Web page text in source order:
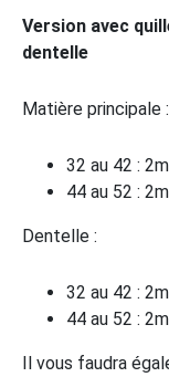
Version avec
dentelle
Matière principale :
32 au 42 :
44 au 52 :
Dentelle :
32 au 42 :
44 au 52 :
Il vous faudra